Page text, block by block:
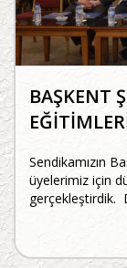
BAŞKENT
Sendikamızın
üyelerimiz için
gerçekleştirdik.